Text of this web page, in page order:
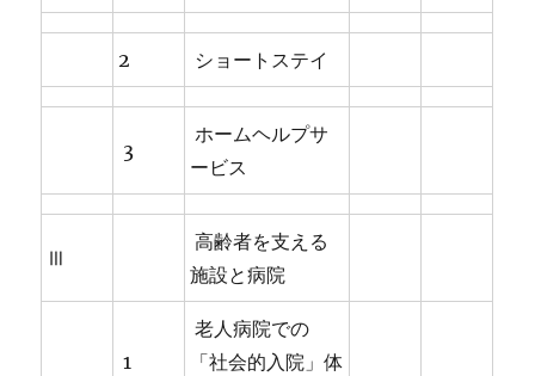
2 ショートステイ
3
ホームヘルプサ
ービス
Ⅲ
高齢者を支える
施設と病院
1
老人病院での
「社会的入院」体